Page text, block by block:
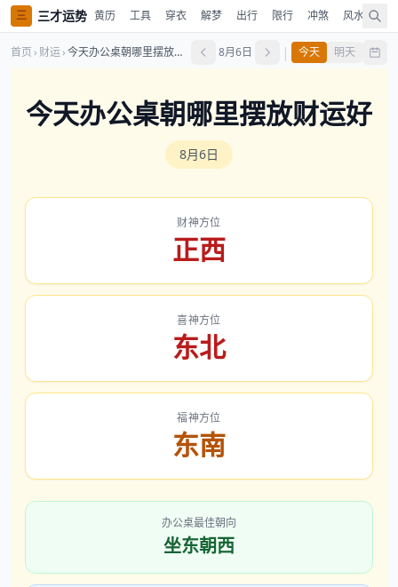
三 三才运势 黄历 工具 穿衣 解梦 出行 限行 冲煞 风水 时
首页 › 财运› 今天办公桌朝哪里摆放财运好 8月6日 | 今天 明天
今天办公桌朝哪里摆放财运好
8月6日
财神方位
正西
喜神方位
东北
福神方位
东南
办公桌最佳朝向
坐东朝西